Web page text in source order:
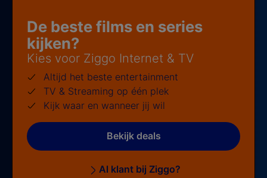
De beste films en series
kijken?
Kies voor Ziggo Internet & TV
Altijd het beste entertainment
TV & Streaming op één plek
Kijk waar en wanneer jij wil
Bekijk deals
Al klant bij Ziggo?